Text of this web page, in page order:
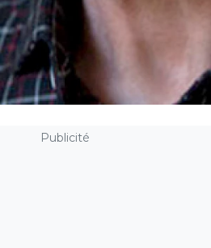
Publicité